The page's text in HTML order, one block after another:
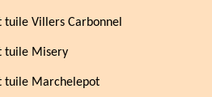
Villers Carbonnel
tuile Misery
tuile Marchelepot